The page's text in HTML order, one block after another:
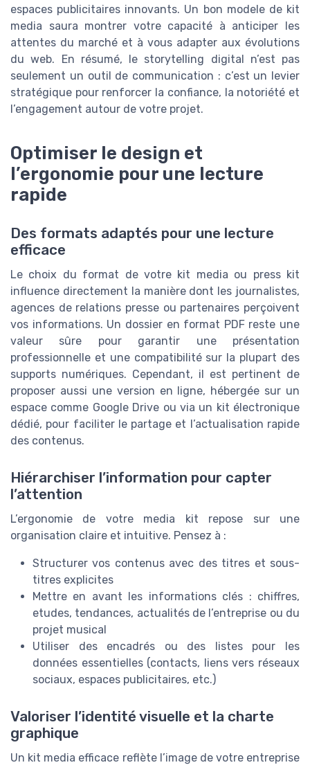
espaces publicitaires innovants. Un bon modele de kit
media saura montrer votre capacité à anticiper les
attentes du marché et à vous adapter aux évolutions
du web. En résumé, le storytelling digital n’est pas
seulement un outil de communication : c’est un levier
stratégique pour renforcer la confiance, la notoriété et
l’engagement autour de votre projet.
Optimiser le design et
l’ergonomie pour une lecture
rapide
Des formats adaptés pour une lecture
efficace
Le choix du format de votre kit media ou press kit
influence directement la manière dont les journalistes,
agences de relations presse ou partenaires perçoivent
vos informations. Un dossier en format PDF reste une
valeur sûre pour garantir une présentation
professionnelle et une compatibilité sur la plupart des
supports numériques. Cependant, il est pertinent de
proposer aussi une version en ligne, hébergée sur un
espace comme Google Drive ou via un kit électronique
dédié, pour faciliter le partage et l’actualisation rapide
des contenus.
Hiérarchiser l’information pour capter
l’attention
L’ergonomie de votre media kit repose sur une
organisation claire et intuitive. Pensez à :
Structurer vos contenus avec des titres et sous-
titres explicites
Mettre en avant les informations clés : chiffres,
etudes, tendances, actualités de l’entreprise ou du
projet musical
Utiliser des encadrés ou des listes pour les
données essentielles (contacts, liens vers réseaux
sociaux, espaces publicitaires, etc.)
Valoriser l’identité visuelle et la charte
graphique
Un kit media efficace reflète l’image de votre entreprise